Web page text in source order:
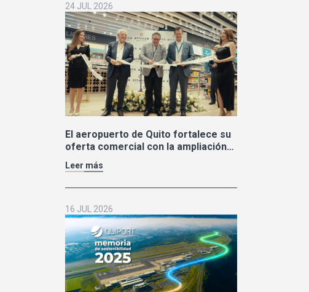
24 JUL 2026
El aeropuerto de Quito fortalece su
oferta comercial con la ampliación
de Polo Ralph Lauren y Adidas
Leer más
16 JUL 2026